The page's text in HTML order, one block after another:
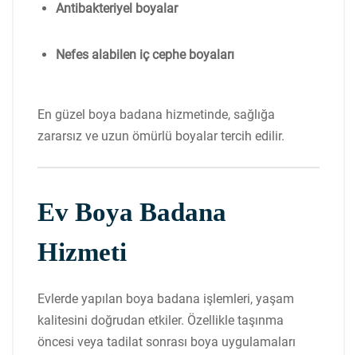
Antibakteriyel boyalar
Nefes alabilen iç cephe boyaları
En güzel boya badana hizmetinde, sağlığa
zararsız ve uzun ömürlü boyalar tercih edilir.
Ev Boya Badana
Hizmeti
Evlerde yapılan boya badana işlemleri, yaşam
kalitesini doğrudan etkiler. Özellikle taşınma
öncesi veya tadilat sonrası boya uygulamaları